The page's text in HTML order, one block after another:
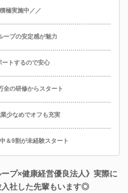
実施中／／
プの安定感が魅力
トするので安心
の研修からスタート
少なめでオフも充実
＆9割が未経験スタート
ープ×健康経営優良法人》実際に
入社した先輩もいます◎